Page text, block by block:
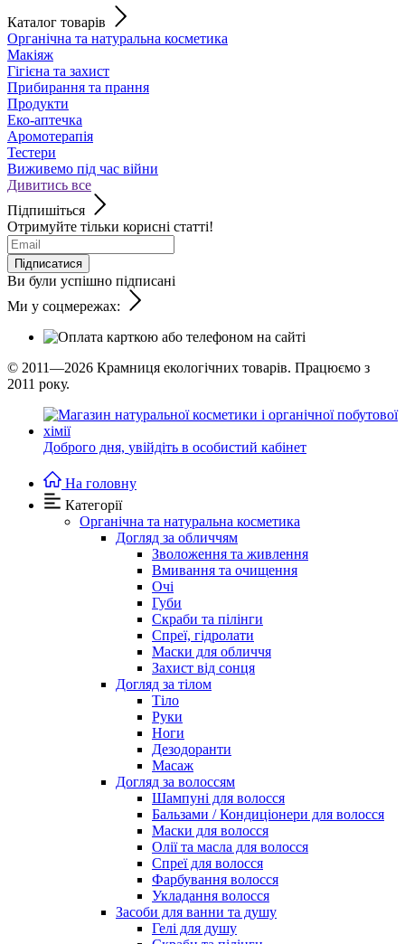
Каталог товарів
Органічна та натуральна косметика
Макіяж
Гігієна та захист
Прибирання та прання
Продукти
Еко-аптечка
Аромотерапія
Тестери
Виживемо під час війни
Дивитись все
Підпишіться
Отримуйте тільки корисні статті!
Підписатися
Ви були успішно підписані
Ми у соцмережах:
© 2011—2026 Крамниця екологічних товарів. Працюємо з
2011 року.
Доброго дня, увійдіть в особистий кабінет
На головну
Категорії
Органічна та натуральна косметика
Догляд за обличчям
Зволоження та живлення
Вмивання та очищення
Очі
Губи
Скраби та пілінги
Спреї, гідролати
Маски для обличчя
Захист від сонця
Догляд за тілом
Тіло
Руки
Ноги
Дезодоранти
Масаж
Догляд за волоссям
Шампуні для волосся
Бальзами / Кондиціонери для волосся
Маски для волосся
Олії та масла для волосся
Спреї для волосся
Фарбування волосся
Укладання волосся
Засоби для ванни та душу
Гелі для душу